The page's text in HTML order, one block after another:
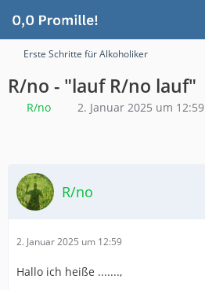
Erste Schritte für Alkoholiker
R/no - "lauf R/no lauf"
R/no 2. Januar 2025 um 12:59
R/no
2. Januar 2025 um 12:59
Hallo ich heiße .......,